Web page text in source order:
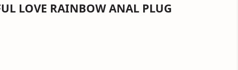
LOVE RAINBOW ANAL PLUG